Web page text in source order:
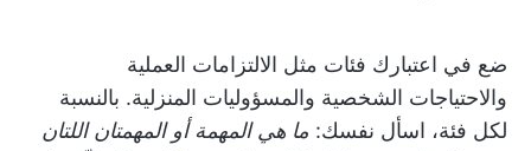
ضع في اعتبارك فئات مثل الالتزامات العملية
والاحتياجات الشخصية والمسؤوليات المنزلية. بالنسبة
لكل فئة، اسأل نفسك: ما هي المهمة أو المهمتان اللتان